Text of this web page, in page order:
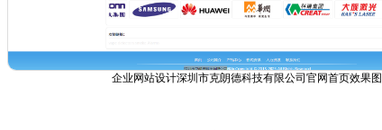
企业网站设计深圳市克朗德科技有限公司官网首页效果图